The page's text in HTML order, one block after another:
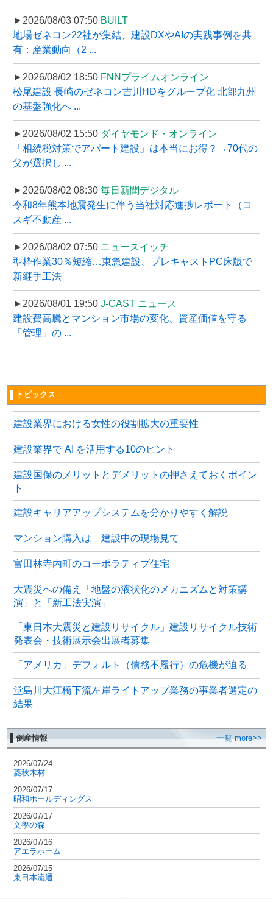
►2026/08/03 07:50 BUILT
地場ゼネコン22社が集結、建設DXやAIの実践事例を共
有：産業動向（2 ...
►2026/08/02 18:50 FNNプライムオンライン
松尾建設 長崎のゼネコン吉川HDをグループ化 北部九州
の基盤強化へ ...
►2026/08/02 15:50 ダイヤモンド・オンライン
「相続税対策でアパート建設」は本当にお得？→70代の
父が選択し ...
►2026/08/02 08:30 毎日新聞デジタル
令和8年熊本地震発生に伴う当社対応進捗レポート（コ
スギ不動産 ...
►2026/08/02 07:50 ニュースイッチ
型枠作業30％短縮…東急建設、プレキャストPC床版で
新継手工法
►2026/08/01 19:50 J-CAST ニュース
建設費高騰とマンション市場の変化、資産価値を守る
「管理」の ...
▌トピックス
建設業界における女性の役割拡大の重要性
建設業界で AI を活用する10のヒント
建設国保のメリットとデメリットの押さえておくポイン
ト
建設キャリアアップシステムを分かりやすく解説
マンション購入は 建設中の現場見て
富田林寺内町のコーポラティブ住宅
大震災への備え「地盤の液状化のメカニズムと対策講
演」と「新工法実演」
「東日本大震災と建設リサイクル」建設リサイクル技術
発表会・技術展示会出展者募集
「アメリカ」デフォルト（債務不履行）の危機が迫る
堂島川大江橋下流左岸ライトアップ業務の事業者選定の
結果
▌倒産情報 一覧 more>>
2026/07/24
菱秋木材
2026/07/17
昭和ホールディングス
2026/07/17
文學の森
2026/07/16
アエラホーム
2026/07/15
東日本流通